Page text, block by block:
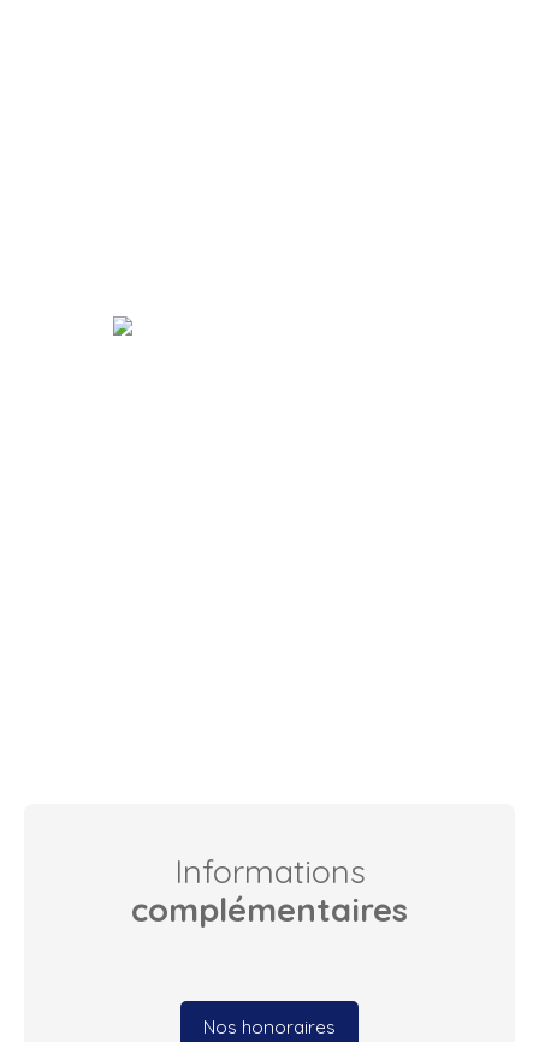
Informations
complémentaires
Nos honoraires